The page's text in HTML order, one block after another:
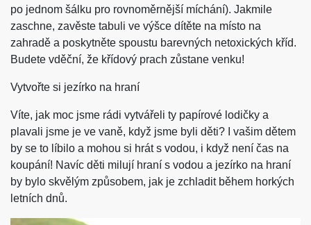
po jednom šálku pro rovnoměrnější míchání). Jakmile
zaschne, zavěste tabuli ve výšce dítěte na místo na
zahradě a poskytněte spoustu barevných netoxických kříd.
Budete vděční, že křídový prach zůstane venku!
Vytvořte si jezírko na hraní
Víte, jak moc jsme rádi vytvářeli ty papírové lodičky a
plavali jsme je ve vaně, když jsme byli děti? I vašim dětem
by se to líbilo a mohou si hrát s vodou, i když není čas na
koupání! Navíc děti milují hraní s vodou a jezírko na hraní
by bylo skvělým způsobem, jak je zchladit během horkých
letních dnů.